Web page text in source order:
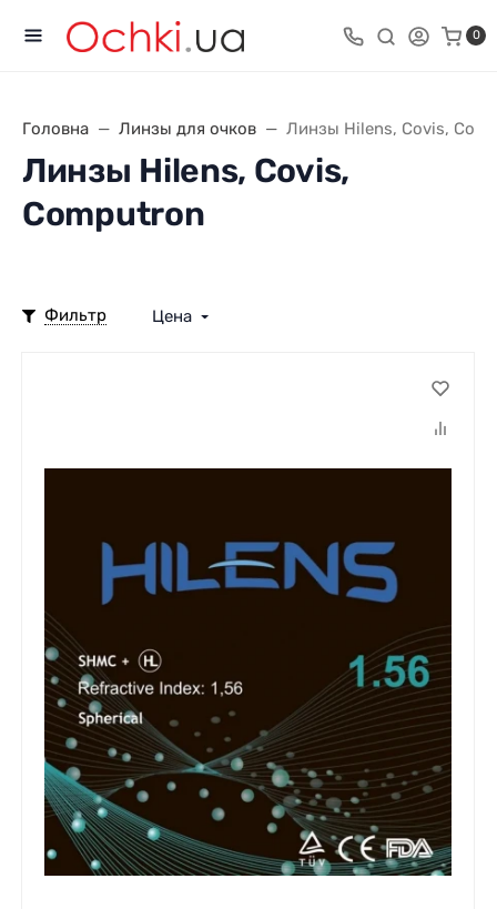
0
Головна Линзы для очков Линзы Hilens, Covis,
Линзы Hilens, Covis,
Computron
Фильтр Цена